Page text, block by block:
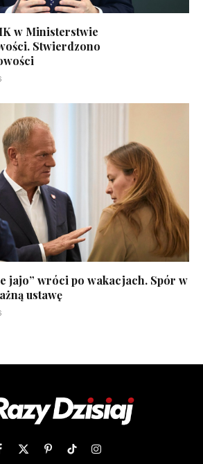
w Ministerstwie
Stwierdzono
jajo” wróci po wakacjach. Spór w
ustawę
X
PinterestTikTokInstagram